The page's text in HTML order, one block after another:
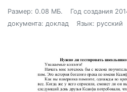
Размер: 0.08 МБ. Год создания
документа: доклад
Язык: русский